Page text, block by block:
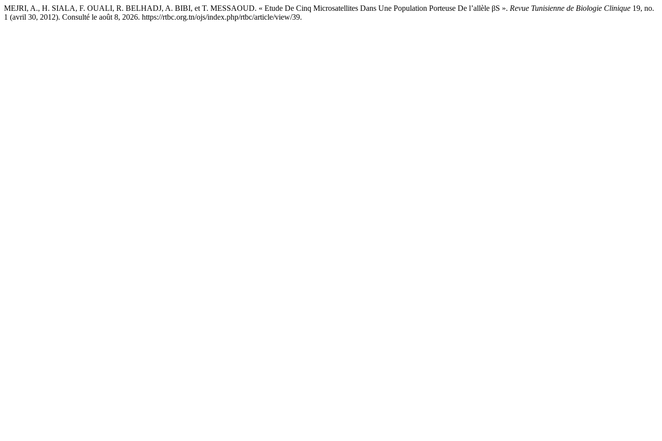
MEJRI, A., H. SIALA, F. OUALI, R. BELHADJ, A. BIBI, et T. MESSAOUD. « Etude De Cinq Microsatellites Dans Une Population Porteuse De l’allèle βS ». Revue Tunisienne de Biologie Clinique 19, no.
1 (avril 30, 2012). Consulté le août 8, 2026. https://rtbc.org.tn/ojs/index.php/rtbc/article/view/39.